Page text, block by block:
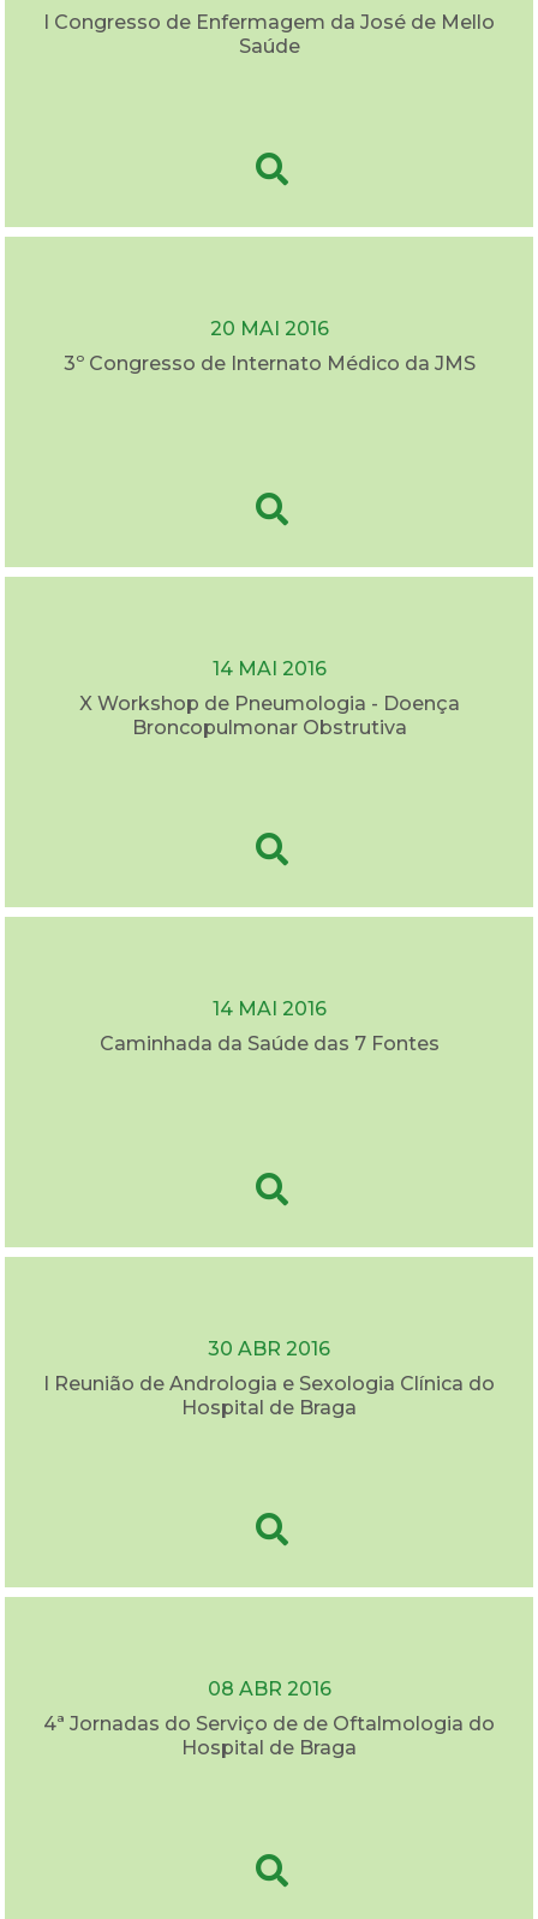
I Congresso de Enfermagem da José de Mello
Saúde
20 MAI 2016
3º Congresso de Internato Médico da JMS
14 MAI 2016
X Workshop de Pneumologia - Doença
Broncopulmonar Obstrutiva
14 MAI 2016
Caminhada da Saúde das 7 Fontes
30 ABR 2016
I Reunião de Andrologia e Sexologia Clínica do
Hospital de Braga
08 ABR 2016
4ª Jornadas do Serviço de de Oftalmologia do
Hospital de Braga